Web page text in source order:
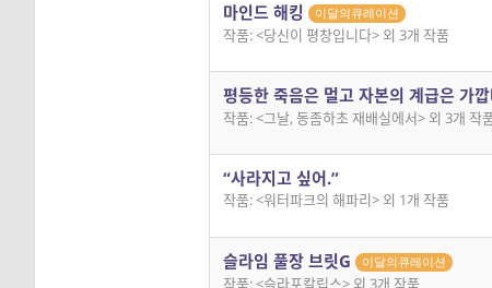
마인드 해킹 이달의큐레이션
작품: <당신이 평창입니다> 외 3개 작품
평등한 죽음은 멀고 자본의 계급은 가깝
작품: <그날, 동좀하초 재배실에서> 외 3개 작
“사라지고 싶어.”
작품: <워터파크의 해파리> 외 1개 작품
슬라임 풀장 브릿G 이달의큐레이션
작품: <슬라포칼립스> 외 3개 작품